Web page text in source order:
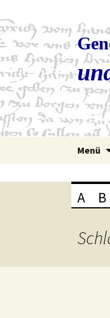
Menü
A B